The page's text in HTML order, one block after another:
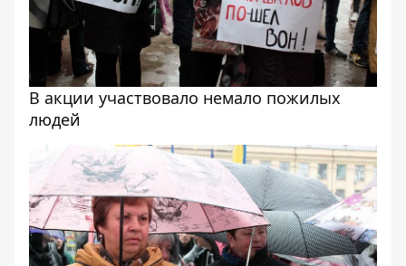
В акции участвовало немало пожилых
людей